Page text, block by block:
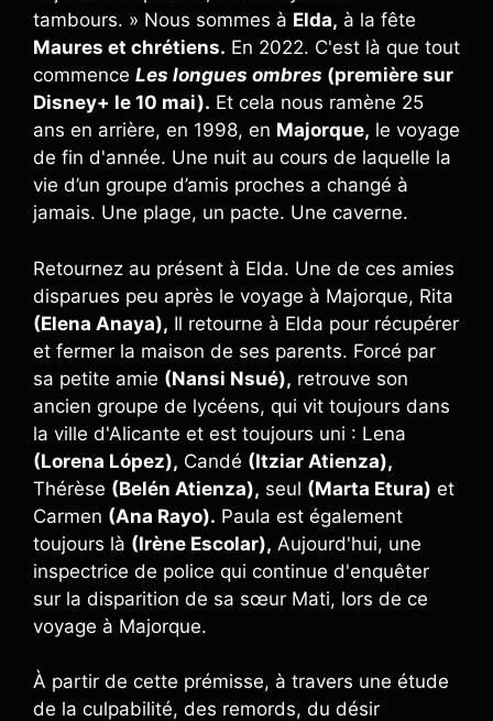
tambours. » Nous sommes à Elda, à la fête
Maures et chrétiens. En 2022. C'est là que tout
commence Les longues ombres (première sur
Disney+ le 10 mai). Et cela nous ramène 25
ans en arrière, en 1998, en Majorque, le voyage
de fin d'année. Une nuit au cours de laquelle la
vie d’un groupe d’amis proches a changé à
jamais. Une plage, un pacte. Une caverne.
Retournez au présent à Elda. Une de ces amies
disparues peu après le voyage à Majorque, Rita
(Elena Anaya), Il retourne à Elda pour récupérer
et fermer la maison de ses parents. Forcé par
sa petite amie (Nansi Nsué), retrouve son
ancien groupe de lycéens, qui vit toujours dans
la ville d'Alicante et est toujours uni : Lena
(Lorena López), Candé (Itziar Atienza),
Thérèse (Belén Atienza), seul (Marta Etura) et
Carmen (Ana Rayo). Paula est également
toujours là (Irène Escolar), Aujourd'hui, une
inspectrice de police qui continue d'enquêter
sur la disparition de sa sœur Mati, lors de ce
voyage à Majorque.
À partir de cette prémisse, à travers une étude
de la culpabilité, des remords, du désir